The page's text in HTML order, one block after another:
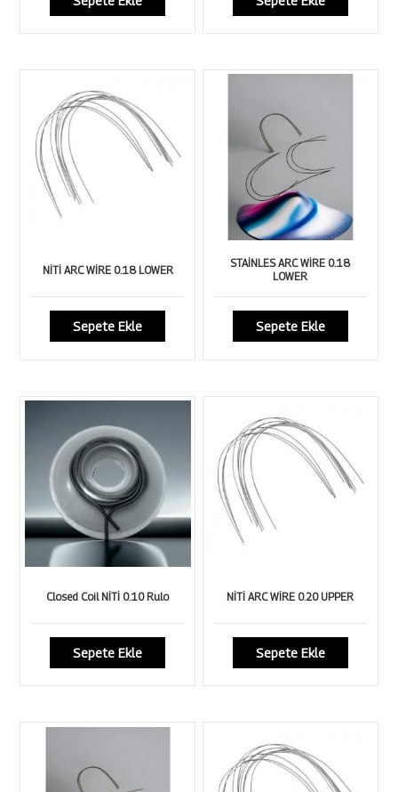
NİTİ ARC WİRE 0.18 LOWER
Sepete Ekle
STAİNLES ARC WİRE 0.18
LOWER
Sepete Ekle
Closed Coil NİTİ 0.10 Rulo
Sepete Ekle
NİTİ ARC WİRE 0.20 UPPER
Sepete Ekle